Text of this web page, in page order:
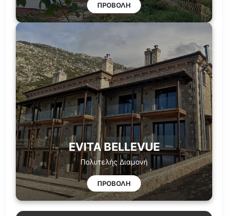
ΠΡΟΒΟΛΗ
EVITA BELLEVUE
Πολυτελής Διαμονή
ΠΡΟΒΟΛΗ